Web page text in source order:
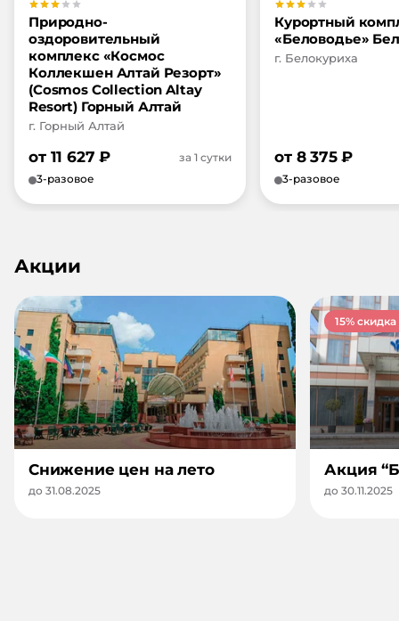
Природно-
оздоровительный
комплекс «Космос
Коллекшен Алтай Резорт»
(Cosmos Collection Altay
Resort) Горный Алтай
г. Горный Алтай
от 11 627 ₽
за 1 сутки
3-разовое
Курортный
«Беловодье»
г. Белокуриха
от 8 375₽
3-разовое
Акции
Снижение цен на лето
до 31.08.2025
15% скидка
Акция
до 30.11.2025